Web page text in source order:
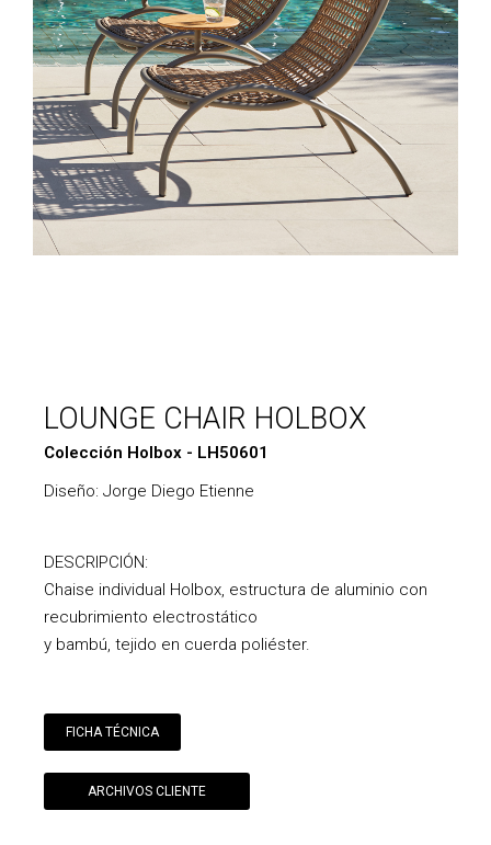
LOUNGE CHAIR HOLBOX
Colección Holbox - LH50601
Diseño: Jorge Diego Etienne
DESCRIPCIÓN:
Chaise individual Holbox, estructura de aluminio con
recubrimiento electrostático
y bambú, tejido en cuerda poliéster.
FICHA TÉCNICA
ARCHIVOS CLIENTE